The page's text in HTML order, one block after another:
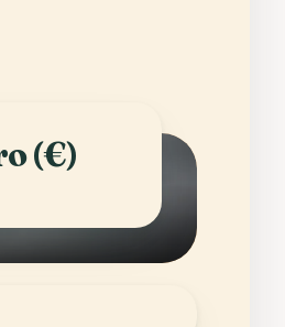
(€)